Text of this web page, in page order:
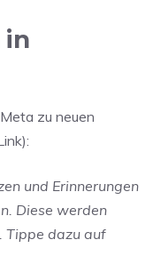
in
zu neuen
und Erinnerungen
Diese werden
Tippe dazu auf